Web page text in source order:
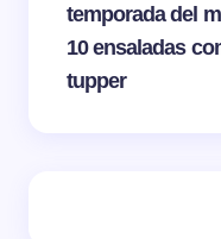
temporada del
10 ensaladas
tupper